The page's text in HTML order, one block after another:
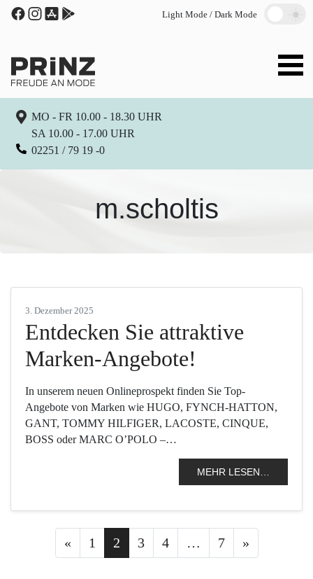
Light Mode / Dark Mode
MO - FR 10.00 - 18.30 UHR
SA 10.00 - 17.00 UHR
02251 / 79 19 -0
m.scholtis
3. Dezember 2025
Entdecken Sie attraktive
Marken-Angebote!
In unserem neuen Onlineprospekt finden Sie Top-
Angebote von Marken wie HUGO, FYNCH-HATTON,
GANT, TOMMY HILFIGER, LACOSTE, CINQUE,
BOSS oder MARC O’POLO –…
MEHR LESEN…
Posts navigation
« 1 2 3 4 … 7 »